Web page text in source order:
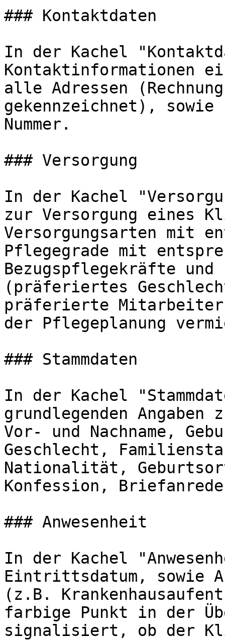
### Kontaktdaten
In der Kachel
Kontaktinformationen
alle Adressen
gekennzeichnet),
Nummer.
### Versorgung
In der Kachel
zur Versorgung eines
Versorgungsarten mit
Pflegegrade mit
Bezugspflegekräfte und
(präferiertes
präferierte
der Pflegeplanung
### Stammdaten
In der Kachel
grundlegenden
Vor- und Nachname,
Geschlecht,
Nationalität,
Konfession,
### Anwesenheit
In der Kachel
Eintrittsdatum, sowie
(z.B.
farbige Punkt in der
signalisiert, ob der